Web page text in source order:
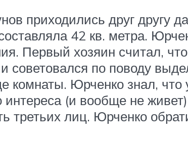
приходились друг другу
42 кв. метра.
Первый хозяин считал,
по поводу
комнаты. Юрченко знал, что
интереса (и вообще не
третьих лиц. Юрченко